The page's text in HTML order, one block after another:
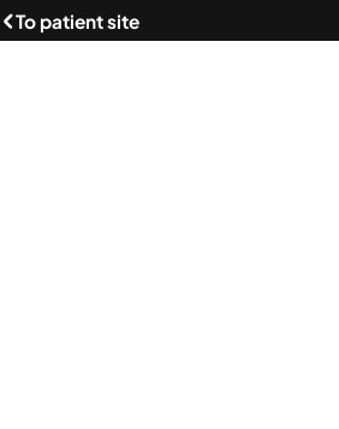
To patient site